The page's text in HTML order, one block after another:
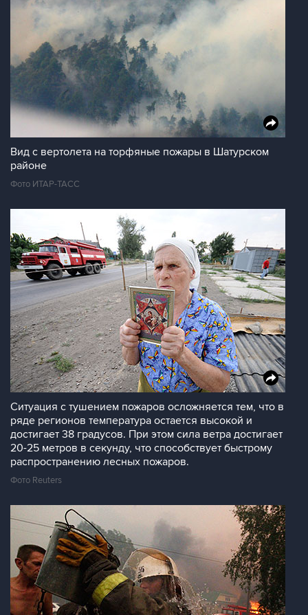
Вид с вертолета на торфяные пожары в Шатурском
районе
Фото ИТАР-ТАСС
Ситуация с тушением пожаров осложняется тем, что в
ряде регионов температура остается высокой и
достигает 38 градусов. При этом сила ветра достигает
20-25 метров в секунду, что способствует быстрому
распространению лесных пожаров.
Фото Reuters